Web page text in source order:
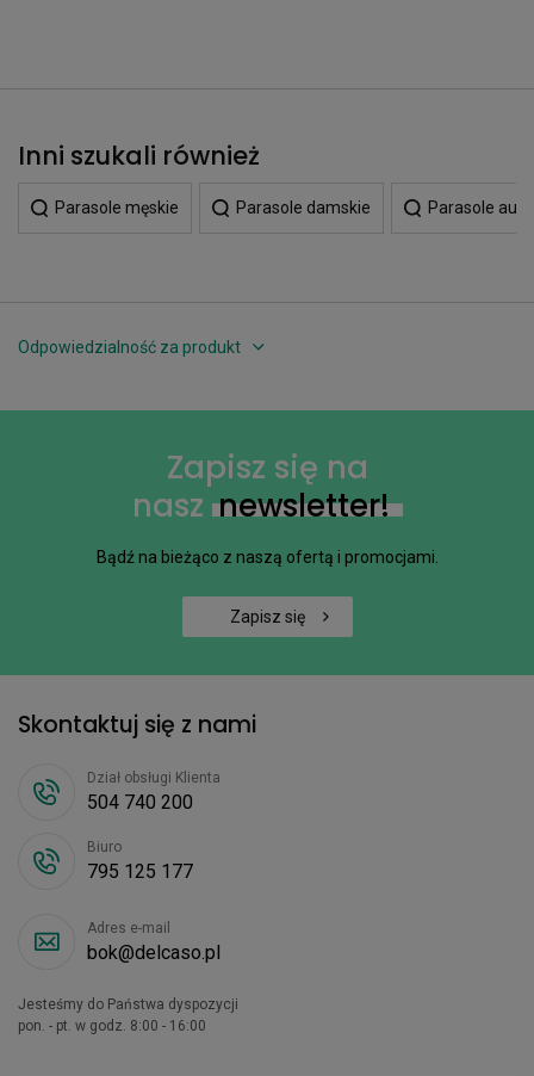
Inni szukali również
Parasole męskie Parasole damskie Parasole
Odpowiedzialność za produkt
Zapisz się na
nasz newsletter!
Bądź na bieżąco z naszą ofertą i promocjami.
Zapisz się
Skontaktuj się z nami
Dział obsługi Klienta
504 740 200
Biuro
795 125 177
Adres e-mail
bok@delcaso.pl
Jesteśmy do Państwa dyspozycji
pon. - pt. w godz. 8:00 - 16:00